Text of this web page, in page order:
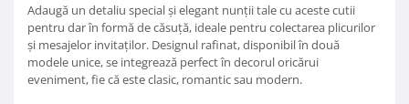
Adaugă un detaliu special și elegant nunții tale cu aceste cutii
pentru dar în formă de căsuță, ideale pentru colectarea plicurilor
și mesajelor invitaților. Designul rafinat, disponibil în două
modele unice, se integrează perfect în decorul oricărui
eveniment, fie că este clasic, romantic sau modern.